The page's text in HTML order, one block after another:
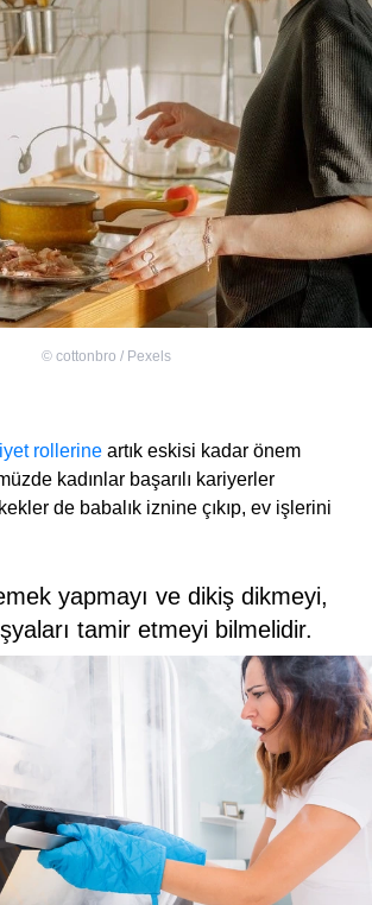
© cottonbro / Pexels
rollerine artık eskisi kadar önem
kadınlar başarılı kariyerler
de babalık iznine çıkıp, ev işlerini
yapmayı ve dikiş dikmeyi,
tamir etmeyi bilmelidir.